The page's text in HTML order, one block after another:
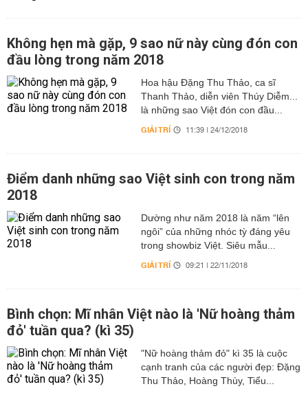
Không hẹn mà gặp, 9 sao nữ này cùng đón con
đầu lòng trong năm 2018
Hoa hậu Đặng Thu Thảo, ca sĩ
Thanh Thảo, diễn viên Thúy Diễm...
là những sao Việt đón con đầu...
GIẢI TRÍ 11:39 | 24/12/2018
Điểm danh những sao Việt sinh con trong năm
2018
Dường như năm 2018 là năm “lên
ngôi” của những nhóc tỳ đáng yêu
trong showbiz Việt. Siêu mẫu...
GIẢI TRÍ 09:21 | 22/11/2018
Bình chọn: Mĩ nhân Việt nào là 'Nữ hoàng thảm
đỏ' tuần qua? (kì 35)
"Nữ hoàng thảm đỏ" kì 35 là cuộc
cạnh tranh của các người đẹp: Đặng
Thu Thảo, Hoàng Thùy, Tiểu...